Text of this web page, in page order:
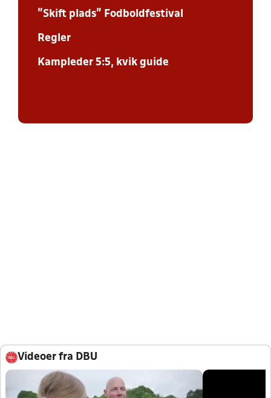
"Skift plads" Fodboldfestival
Regler
Kampleder 5:5, kvik guide
Videoer fra DBU